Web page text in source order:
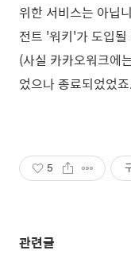
위한 서비스는 아닙
전트 '워키'가 도입
(사실 카카오워크에
었으나 종료되었었
5
관련글